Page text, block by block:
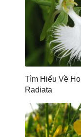
Tìm Hiểu Về
Radiata